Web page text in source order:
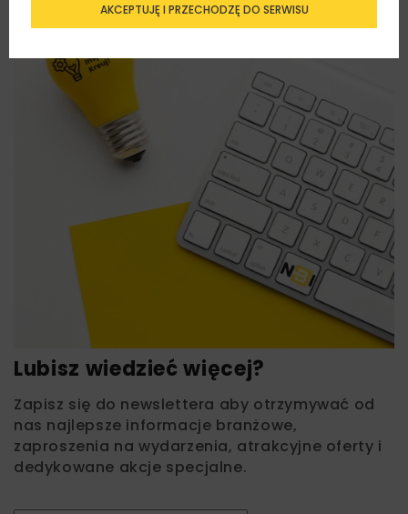
Lubisz wiedzieć więcej?
Zapisz się do newslettera aby otrzymywać od
nas najlepsze informacje branżowe,
zaproszenia na wydarzenia, atrakcyjne oferty i
dedykowane akcje specjalne.
AKCEPTUJĘ I PRZECHODZĘ DO SERWISU